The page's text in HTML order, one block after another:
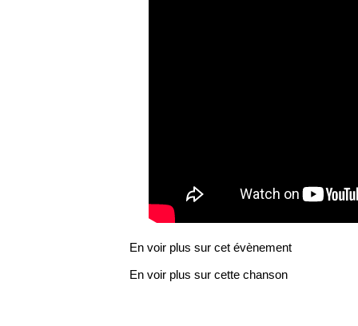
En voir plus sur cet évènement
En voir plus sur cette chanson